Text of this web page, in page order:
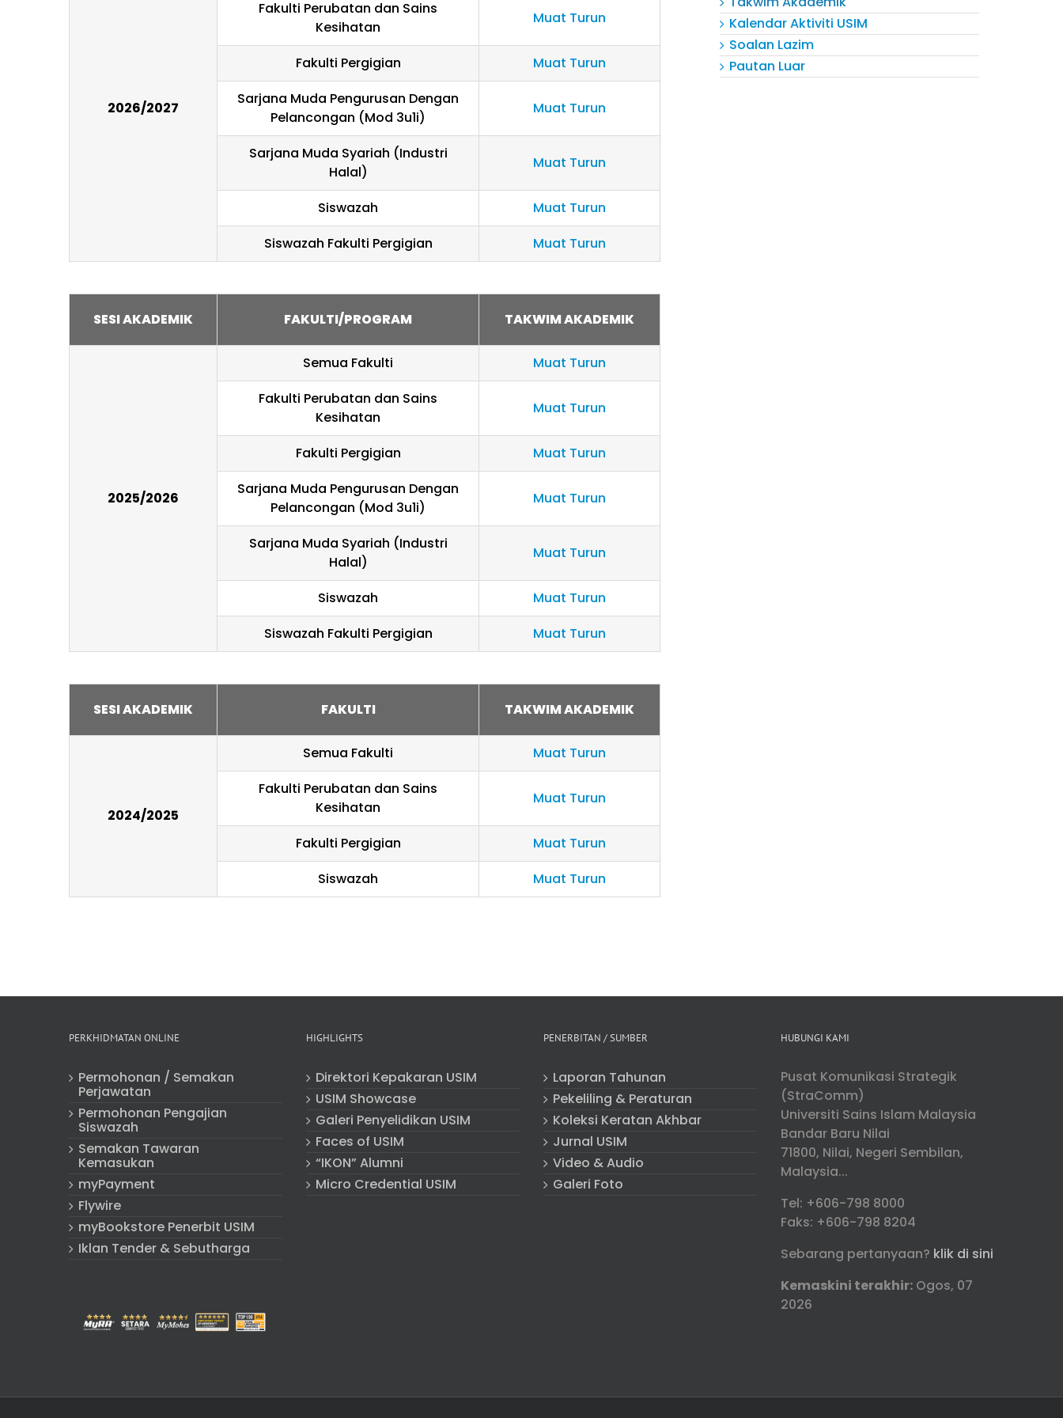
2026/2027
Fakulti Perubatan dan Sains
Kesihatan
Muat Turun
Fakulti Pergigian
Muat Turun
Sarjana Muda Pengurusan Dengan
Pelancongan (Mod 3u1i)
Muat Turun
Sarjana Muda Syariah (Industri
Halal)
Muat Turun
Siswazah
Muat Turun
Siswazah Fakulti Pergigian
Muat Turun
SESI AKADEMIK FAKULTI/PROGRAM TAKWIM AKADEMIK
2025/2026
Semua Fakulti
Muat Turun
Fakulti Perubatan dan Sains
Kesihatan
Muat Turun
Fakulti Pergigian
Muat Turun
Sarjana Muda Pengurusan Dengan
Pelancongan (Mod 3u1i)
Muat Turun
Sarjana Muda Syariah (Industri
Halal)
Muat Turun
Siswazah
Muat Turun
Siswazah Fakulti Pergigian
Muat Turun
SESI AKADEMIK FAKULTI TAKWIM AKADEMIK
2024/2025
Semua Fakulti
Muat Turun
Fakulti Perubatan dan Sains
Kesihatan
Muat Turun
Fakulti Pergigian
Muat Turun
Siswazah
Muat Turun
Kalendar Aktiviti USIM
Soalan Lazim
Pautan Luar
PERKHIDMATAN ONLINE
Permohonan / Semakan
Perjawatan
Permohonan Pengajian
Siswazah
Semakan Tawaran
Kemasukan
myPayment
Flywire
myBookstore Penerbit USIM
Iklan Tender & Sebutharga
HIGHLIGHTS
Direktori Kepakaran USIM
USIM Showcase
Galeri Penyelidikan USIM
Faces of USIM
“IKON” Alumni
Micro Credential USIM
PENERBITAN / SUMBER
Laporan Tahunan
Pekeliling & Peraturan
Koleksi Keratan Akhbar
Jurnal USIM
Video & Audio
Galeri Foto
HUBUNGI KAMI
Pusat Komunikasi Strategik
(StraComm)
Universiti Sains Islam Malaysia
Bandar Baru Nilai
71800, Nilai, Negeri Sembilan,
Malaysia...
Tel: +606-798 8000
Faks: +606-798 8204
Sebarang pertanyaan? klik di sini
Kemaskini terakhir: Ogos, 07
2026